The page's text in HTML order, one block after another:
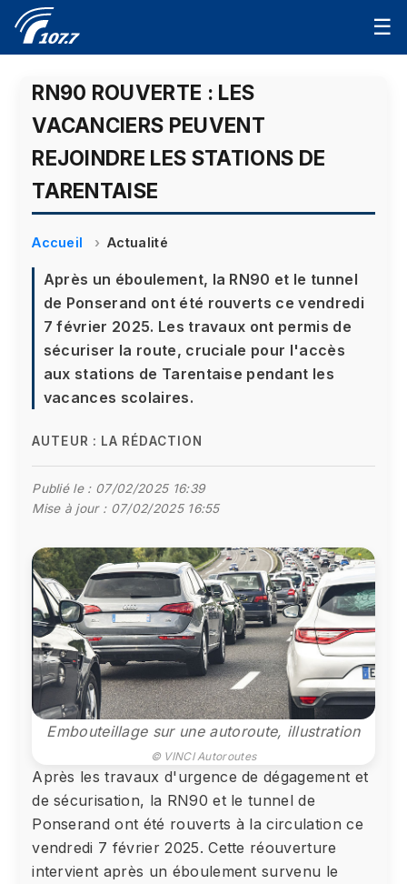
☰
RN90 ROUVERTE : LES
VACANCIERS PEUVENT
REJOINDRE LES STATIONS DE
TARENTAISE
Accueil Actualité
Après un éboulement, la RN90 et le tunnel
de Ponserand ont été rouverts ce vendredi
7 février 2025. Les travaux ont permis de
sécuriser la route, cruciale pour l'accès
aux stations de Tarentaise pendant les
vacances scolaires.
AUTEUR : LA RÉDACTION
Publié le : 07/02/2025 16:39
Mise à jour : 07/02/2025 16:55
Embouteillage sur une autoroute, illustration
© VINCI Autoroutes
Après les travaux d'urgence de dégagement et
de sécurisation, la RN90 et le tunnel de
Ponserand ont été rouverts à la circulation ce
vendredi 7 février 2025. Cette réouverture
intervient après un éboulement survenu le